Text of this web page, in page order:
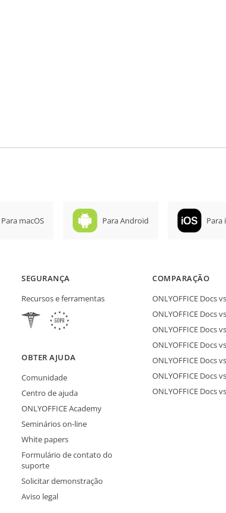
Para macOS Para Android Para
SEGURANÇA
Recursos e ferramentas
OBTER AJUDA
Comunidade
Centro de ajuda
ONLYOFFICE Academy
Seminários on-line
White papers
Formulário de contato do
suporte
Solicitar demonstração
Aviso legal
COMPARAÇÃO
ONLYOFFICE Docs
ONLYOFFICE Docs
ONLYOFFICE Docs
ONLYOFFICE Docs
ONLYOFFICE Docs
ONLYOFFICE Docs
ONLYOFFICE Docs